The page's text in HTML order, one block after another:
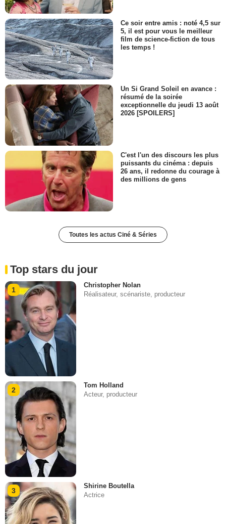
Ce soir entre amis : noté 4,5 sur
5, il est pour vous le meilleur
film de science-fiction de tous
les temps !
Un Si Grand Soleil en avance :
résumé de la soirée
exceptionnelle du jeudi 13 août
2026 [SPOILERS]
C'est l'un des discours les plus
puissants du cinéma : depuis
26 ans, il redonne du courage à
des millions de gens
Toutes les actus Ciné & Séries
Top stars du jour
1
Christopher Nolan
Réalisateur, scénariste, producteur
2
Tom Holland
Acteur, producteur
3
Shirine Boutella
Actrice